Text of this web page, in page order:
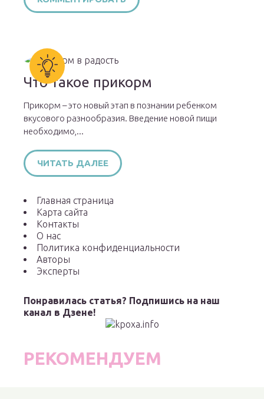
Что такое прикорм
Прикорм – это новый этап в познании ребенком
вкусового разнообразия. Введение новой пищи
необходимо,...
ЧИТАТЬ ДАЛЕЕ
Главная страница
Карта сайта
Контакты
О нас
Политика конфиденциальности
Авторы
Эксперты
Понравилась статья? Подпишись на наш
канал в Дзене!
РЕКОМЕНДУЕМ